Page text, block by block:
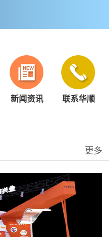
新闻资讯 联系华顺
更多